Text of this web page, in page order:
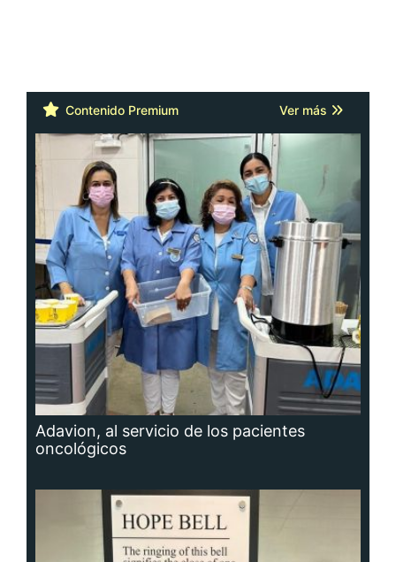
Contenido Premium Ver más
Adavion, al servicio de los pacientes
oncológicos